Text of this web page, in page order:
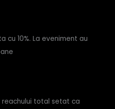
cu 10%. La eveniment au
reachului total setat ca